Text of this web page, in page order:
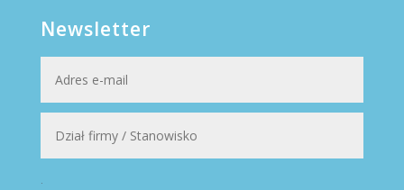
Newsletter